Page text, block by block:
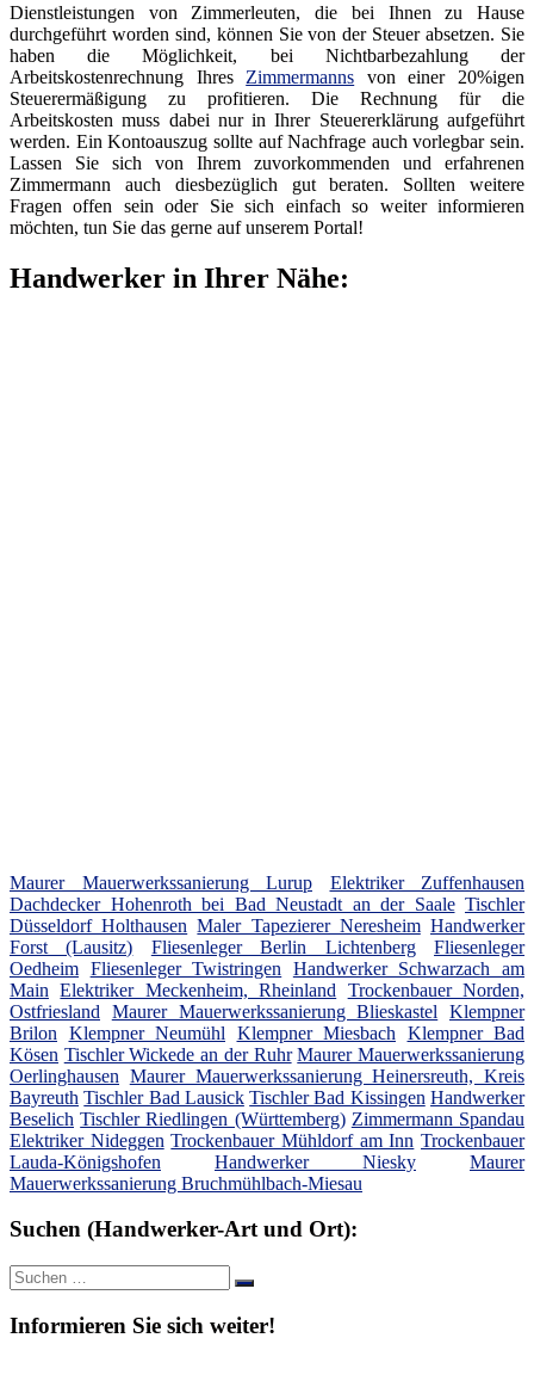
Dienstleistungen von Zimmerleuten, die bei Ihnen zu Hause
durchgeführt worden sind, können Sie von der Steuer absetzen. Sie
haben die Möglichkeit, bei Nichtbarbezahlung der
Arbeitskostenrechnung Ihres Zimmermanns von einer 20%igen
Steuerermäßigung zu profitieren. Die Rechnung für die
Arbeitskosten muss dabei nur in Ihrer Steuererklärung aufgeführt
werden. Ein Kontoauszug sollte auf Nachfrage auch vorlegbar sein.
Lassen Sie sich von Ihrem zuvorkommenden und erfahrenen
Zimmermann auch diesbezüglich gut beraten. Sollten weitere
Fragen offen sein oder Sie sich einfach so weiter informieren
möchten, tun Sie das gerne auf unserem Portal!
Handwerker in Ihrer Nähe:
Maurer Mauerwerkssanierung Lurup
Elektriker Zuffenhausen
Dachdecker Hohenroth bei Bad Neustadt an der Saale Tischler
Düsseldorf Holthausen Maler Tapezierer Neresheim Handwerker
Forst (Lausitz)
Fliesenleger Berlin Lichtenberg
Fliesenleger
Oedheim Fliesenleger Twistringen
Handwerker Schwarzach am
Main
Elektriker Meckenheim, Rheinland
Trockenbauer Norden,
Ostfriesland
Maurer Mauerwerkssanierung Blieskastel
Klempner
Brilon
Klempner Neumühl Klempner Miesbach
Klempner Bad
Kösen Tischler Wickede an der Ruhr Maurer Mauerwerkssanierung
Oerlinghausen Maurer Mauerwerkssanierung Heinersreuth, Kreis
Bayreuth Tischler Bad Lausick Tischler Bad Kissingen Handwerker
Beselich Tischler Riedlingen (Württemberg) Zimmermann Spandau
Elektriker Nideggen Trockenbauer Mühldorf am Inn Trockenbauer
Lauda-Königshofen
Handwerker Niesky
Maurer
Mauerwerkssanierung Bruchmühlbach-Miesau
Suchen (Handwerker-Art und Ort):
Suche
nach:
Suchen
Informieren Sie sich weiter!